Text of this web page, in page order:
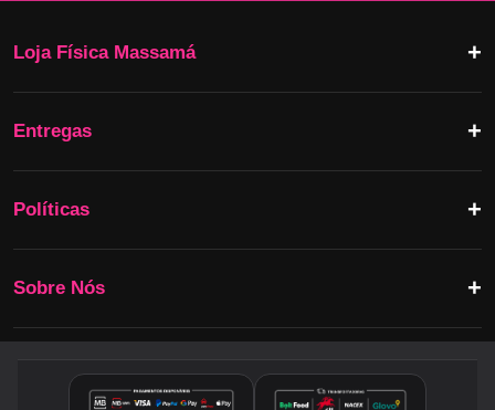
Loja Física Massamá
Entregas
Políticas
Sobre Nós